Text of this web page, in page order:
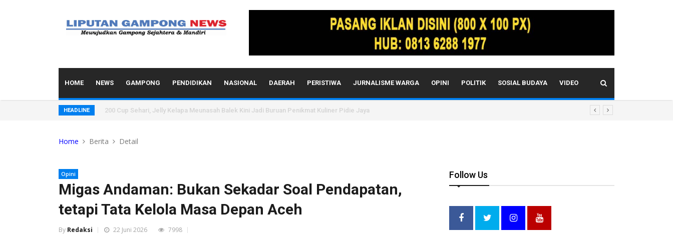
HOME NEWS GAMPONG PENDIDIKAN NASIONAL DAERAH PERISTIWA JURNALISME WARGA OPINI POLITIK SOSIAL BUDAYA VIDEO
HEADLINE 200 Cup Sehari, Jelly Kelapa Meunasah Balek Kini Jadi Buruan Penikmat Kuliner Pidie Jaya
Home Berita Detail
Opini
Migas Andaman: Bukan Sekadar Soal Pendapatan,
tetapi Tata Kelola Masa Depan Aceh
By Redaksi 22 Juni 2026 7998
Follow Us